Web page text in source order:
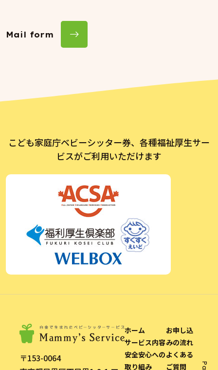
Mail form
こども家庭庁ベビーシッター券、各種福祉厚生サー
ビスがご利用いただけます
〒153-0064
ホーム
サービス内容
安全安心への
取り組み
お申し込
みの流れ
よくある
ご質問